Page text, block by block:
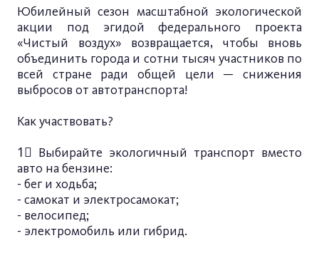
Юбилейный сезон масштабной экологической
акции под эгидой федерального проекта
«Чистый воздух» возвращается, чтобы вновь
объединить города и сотни тысяч участников по
всей стране ради общей цели — снижения
выбросов от автотранспорта!
Как участвовать?
1⃣ Выбирайте экологичный транспорт вместо
авто на бензине:
- бег и ходьба;
- самокат и электросамокат;
- велосипед;
- электромобиль или гибрид.